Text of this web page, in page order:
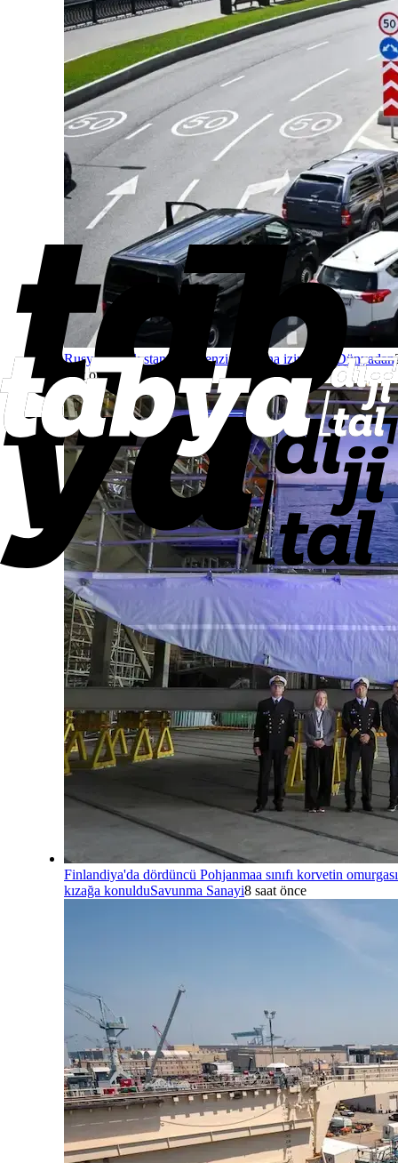
Rusya, düşük standartlı benzin satışına izin verdi Dünyadan
saat önce
Finlandiya'da dördüncü Pohjanmaa sınıfı korvetin omurgası
kızağa konulduSavunma Sanayi8 saat önce